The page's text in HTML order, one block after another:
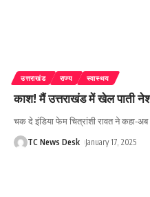
उत्तराखंड राज्य स्वास्थय
काश! मैं उत्तराखंड में खेल पाती
चक दे इंडिया फेम चित्रांशी रावत ने कहा-
TC News Desk January 17, 2025